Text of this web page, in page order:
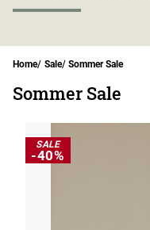
Home Sale Sommer Sale
Sommer Sale
SALE
-40%